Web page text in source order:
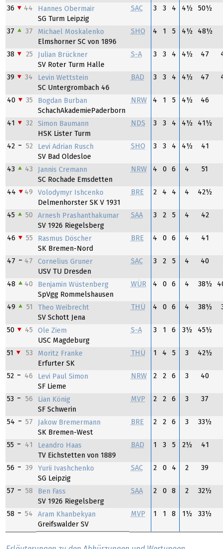
36 44
Hannes Obermair
SG Turm Leipzig
SAC 3 3 4 4½ 50½
37 37
Michael Moskalenko
Elmshorner SC von 1896
SHO 4 1 5 4½ 48½
38 25
Julian Brückner
SV Roter Turm Halle
S-A 3 3 4 4½ 47
39 34
Levin Wettstein
SC Untergrombach 46
BAD 3 3 4 4½ 47
40 35
Bogdan Burban
SchachAkademiePaderborn
NRW 4 1 5 4½ 46
41 32
Simon Baumann
HSK Lister Turm
NDS 3 3 4 4½ 41½
42 52
Levi Adrian Rusch
SV Bad Oldesloe
SHO 3 3 4 4½ 41
43 43
Jannis Cremann
SC Rochade Emsdetten
NRW 4 0 6 4 51
44 49
Volodymyr Ishcenko
Delmenhorster SK V 1931
BRE 2 4 4 4 42½
45 50
Arnesh Prashanthakumar
SV 1926 Riegelsberg
SAA 3 2 5 4 42
46 55
Rasmus Döscher
SK Bremen-Nord
BRE 4 0 6 4 41
47 47
Cornelius Gruner
USV TU Dresden
SAC 3 2 5 4 40
48 40
Benjamin Wüstenberg
SpVgg Rommelshausen
WÜR 4 0 6 4 38½
49 51
Theo Weibrecht
SV Schott Jena
THÜ 4 0 6 4 38½
50 45
Ole Ziem
USC Magdeburg
S-A 3 1 6 3½ 45½
51 53
Moritz Franke
Erfurter SK
THÜ 1 4 5 3 42½
52 46
Levi Paul Simon
SF Lieme
NRW 2 2 6 3 40
53 56
Lian König
SF Schwerin
MVP 2 2 6 3 37
54 57
Jakow Bremermann
SK Bremen-West
BRE 2 2 6 3 33½
55 41
Leandro Haas
TV Eichstetten von 1889
BAD 1 3 5 2½ 41
56 39
Yurii Ivashchenko
SG Leipzig
SAC 2 0 4 2 39
57 58
Ben Fass
SV 1926 Riegelsberg
SAA 2 0 8 2 32½
58 54
Aram Khanbekyan
Greifswalder SV
MVP 1 1 8 1½ 33½